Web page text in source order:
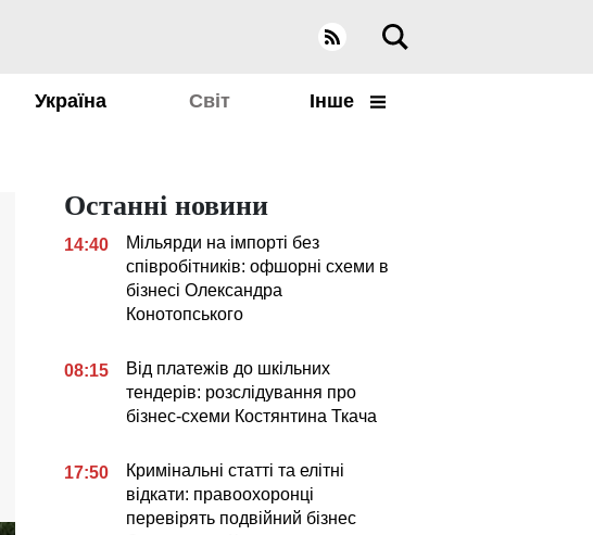
Україна Світ Інше
Останні новини
14:40
Мільярди на імпорті без
співробітників: офшорні схеми в
бізнесі Олександра
Конотопського
08:15
Від платежів до шкільних
тендерів: розслідування про
бізнес-схеми Костянтина Ткача
17:50
Кримінальні статті та елітні
відкати: правоохоронці
перевірять подвійний бізнес